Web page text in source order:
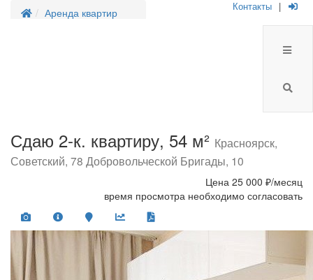
Аренда квартир Контакты |
Сдаю 2-к. квартиру, 54 м² Красноярск,
Советский, 78 Добровольческой Бригады, 10
Цена 25 000 ₽/месяц
время просмотра необходимо согласовать